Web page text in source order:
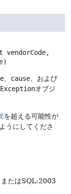
vendorCode,
cause 、および
オブジ
を超える可能性が
うにしてくださ
またはSQL:2003